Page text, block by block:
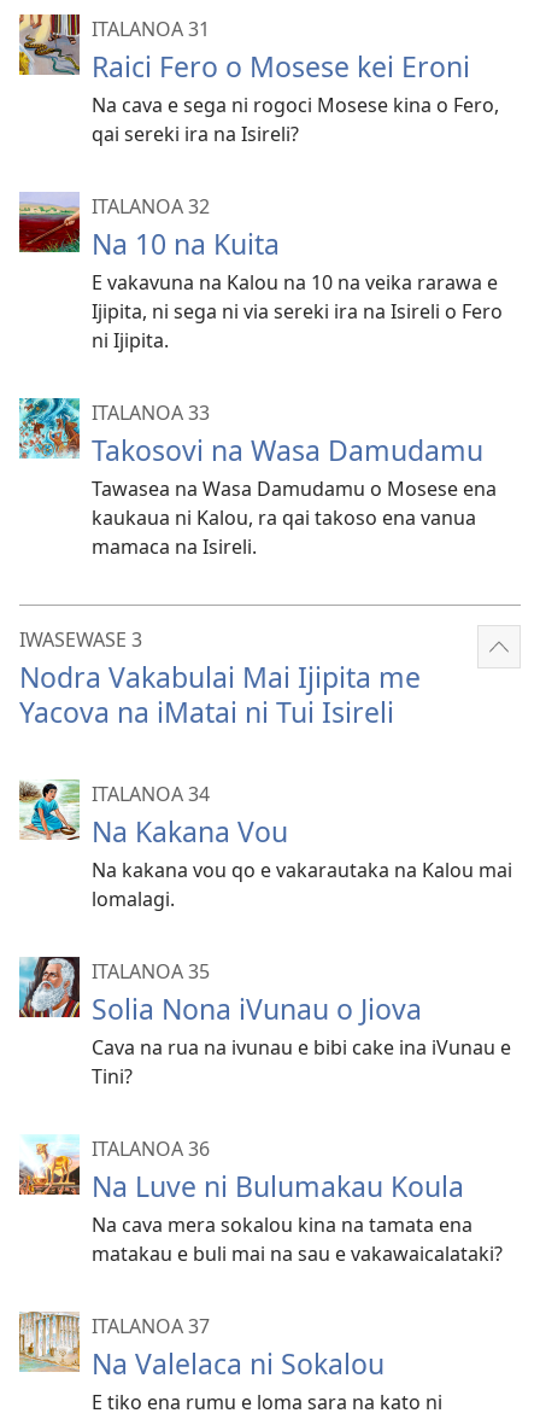
ITALANOA 31
Raici Fero o Mosese kei Eroni
Na cava e sega ni rogoci Mosese kina o Fero,
qai sereki ira na Isireli?
ITALANOA 32
Na 10 na Kuita
E vakavuna na Kalou na 10 na veika rarawa e
Ijipita, ni sega ni via sereki ira na Isireli o Fero
ni Ijipita.
ITALANOA 33
Takosovi na Wasa Damudamu
Tawasea na Wasa Damudamu o Mosese ena
kaukaua ni Kalou, ra qai takoso ena vanua
mamaca na Isireli.
IWASEWASE 3
Nodra Vakabulai Mai Ijipita me
Yacova na iMatai ni Tui Isireli
ITALANOA 34
Na Kakana Vou
Na kakana vou qo e vakarautaka na Kalou mai
lomalagi.
ITALANOA 35
Solia Nona iVunau o Jiova
Cava na rua na ivunau e bibi cake ina iVunau e
Tini?
ITALANOA 36
Na Luve ni Bulumakau Koula
Na cava mera sokalou kina na tamata ena
matakau e buli mai na sau e vakawaicalataki?
ITALANOA 37
Na Valelaca ni Sokalou
E tiko ena rumu e loma sara na kato ni